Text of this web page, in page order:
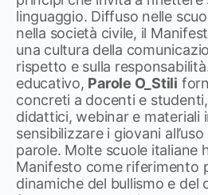
linguaggio. Diffuso nelle
nella società civile, il
una cultura della
rispetto e sulla
educativo, Parole O_Stili
concreti a docenti e
didattici, webinar e materiali
sensibilizzare i giovani
parole. Molte scuole italiane
Manifesto come riferimento
dinamiche del bullismo e del